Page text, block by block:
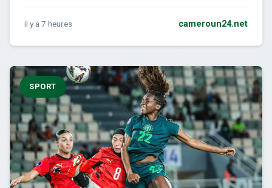
il y a 7 heures cameroun24.net
SPORT